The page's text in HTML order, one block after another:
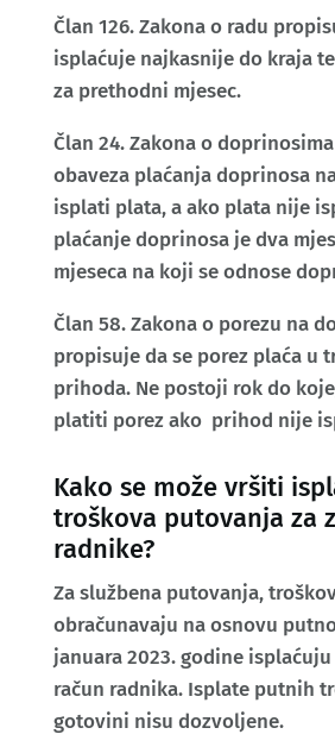
Član 126. Zakona o radu
isplaćuje najkasnije do kraja
za prethodni mjesec.
Član 24. Zakona o
obaveza plaćanja doprinosa
isplati plata, a ako plata nije
plaćanje doprinosa je dva
mjeseca na koji se odnose
Član 58. Zakona o porezu na
propisuje da se porez plaća u
prihoda. Ne postoji rok do
platiti porez ako prihod nije
Kako se može vršiti
troškova putovanja za
radnike?
Za službena putovanja,
obračunavaju na osnovu
januara 2023. godine
račun radnika. Isplate putnih
gotovini nisu dozvoljene.